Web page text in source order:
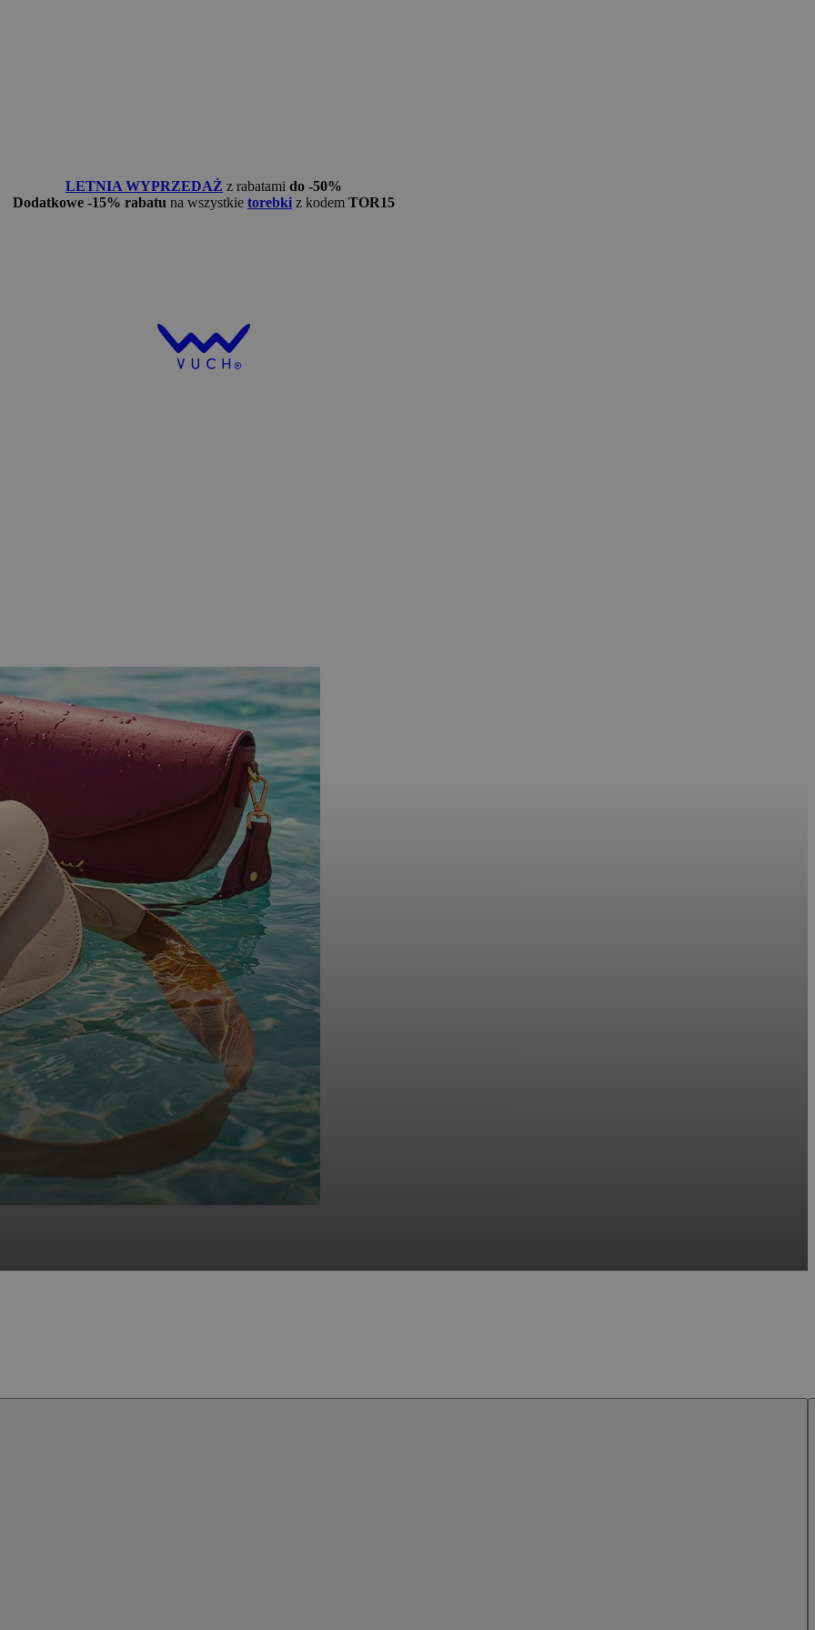
LETNIA WYPRZEDAŻ z rabatami do -50%
Dodatkowe -15% rabatu na wszystkie torebki z kodem TOR15